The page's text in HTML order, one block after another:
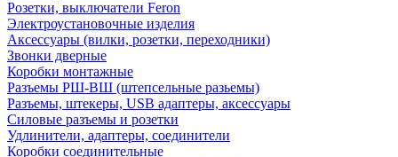
Розетки, выключатели Feron
Электроустановочные изделия
Аксессуары (вилки, розетки, переходники)
Звонки дверные
Коробки монтажные
Разъемы РШ-ВШ (штепсельные разьемы)
Разъемы, штекеры, USB адаптеры, аксессуары
Силовые разъемы и розетки
Удлинители, адаптеры, соединители
Коробки соединительные